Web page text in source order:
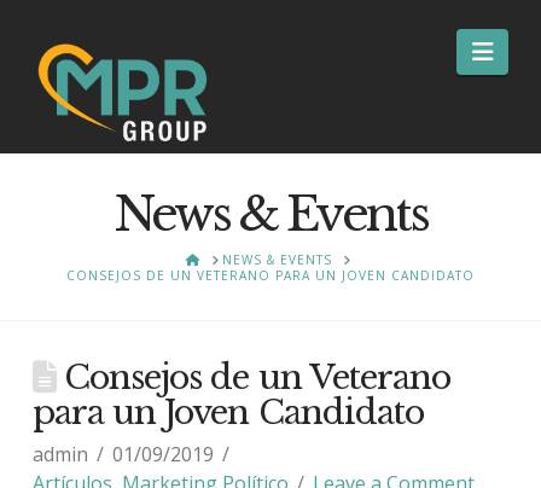
News & Events
HOMENEWS & EVENTS
CONSEJOS DE UN VETERANO PARA UN JOVEN CANDIDATO
Consejos de un Veterano
para un Joven Candidato
admin
01/09/2019